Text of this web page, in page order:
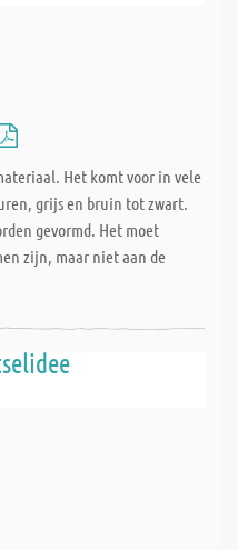
Het komt voor in vele
grijs en bruin tot zwart.
gevormd. Het moet
zijn, maar niet aan de